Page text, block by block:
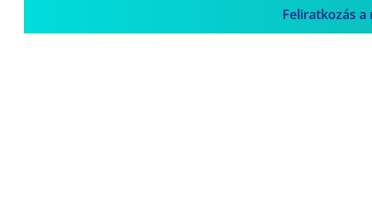
Feliratkozás